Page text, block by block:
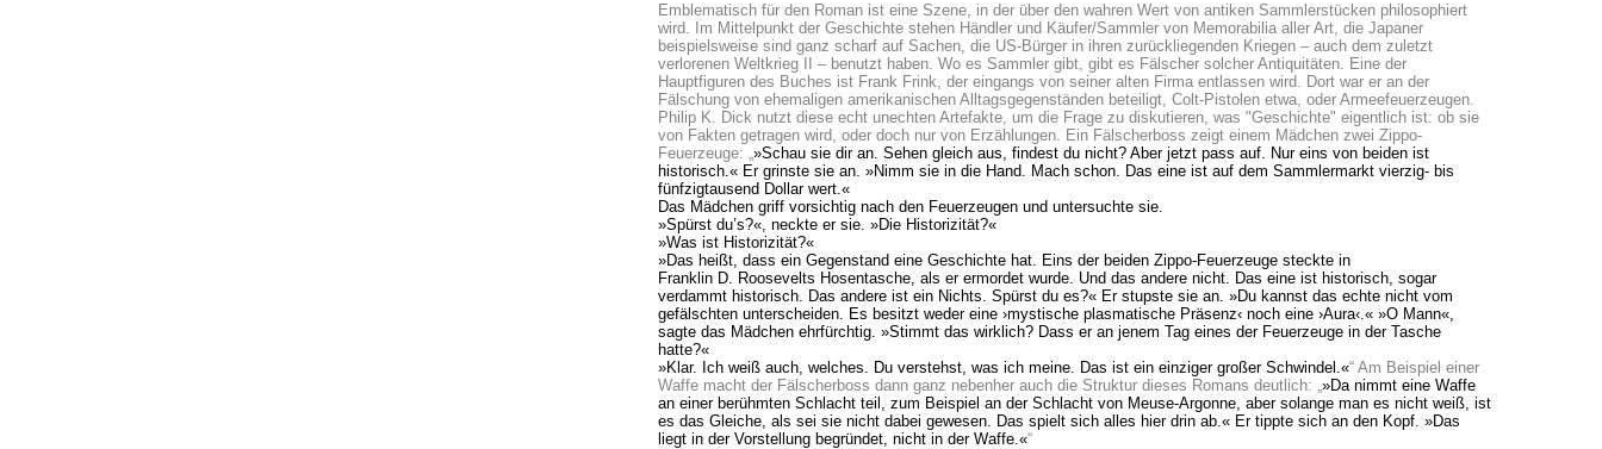
Emblematisch für den Roman ist eine Szene, in der über den wahren Wert von antiken Sammlerstücken philosophiert
wird. Im Mittelpunkt der Geschichte stehen Händler und Käufer/Sammler von Memorabilia aller Art, die Japaner
beispielsweise sind ganz scharf auf Sachen, die US-Bürger in ihren zurückliegenden Kriegen – auch dem zuletzt
verlorenen Weltkrieg II – benutzt haben. Wo es Sammler gibt, gibt es Fälscher solcher Antiquitäten. Eine der
Hauptfiguren des Buches ist Frank Frink, der eingangs von seiner alten Firma entlassen wird. Dort war er an der
Fälschung von ehemaligen amerikanischen Alltagsgegenständen beteiligt, Colt-Pistolen etwa, oder Armeefeuerzeugen.
Philip K. Dick nutzt diese echt unechten Artefakte, um die Frage zu diskutieren, was "Geschichte" eigentlich ist: ob sie
von Fakten getragen wird, oder doch nur von Erzählungen. Ein Fälscherboss zeigt einem Mädchen zwei Zippo-
Feuerzeuge: „»Schau sie dir an. Sehen gleich aus, findest du nicht? Aber jetzt pass auf. Nur eins von beiden ist
historisch.« Er grinste sie an. »Nimm sie in die Hand. Mach schon. Das eine ist auf dem Sammlermarkt vierzig- bis
fünfzigtausend Dollar wert.«
Das Mädchen griff vorsichtig nach den Feuerzeugen und untersuchte sie.
»Spürst du’s?«, neckte er sie. »Die Historizität?«
»Was ist Historizität?«
»Das heißt, dass ein Gegenstand eine Geschichte hat. Eins der beiden Zippo-Feuerzeuge steckte in
Franklin D. Roosevelts Hosentasche, als er ermordet wurde. Und das andere nicht. Das eine ist historisch, sogar
verdammt historisch. Das andere ist ein Nichts. Spürst du es?« Er stupste sie an. »Du kannst das echte nicht vom
gefälschten unterscheiden. Es besitzt weder eine ›mystische plasmatische Präsenz‹ noch eine ›Aura‹.« »O Mann«,
sagte das Mädchen ehrfürchtig. »Stimmt das wirklich? Dass er an jenem Tag eines der Feuerzeuge in der Tasche
hatte?«
»Klar. Ich weiß auch, welches. Du verstehst, was ich meine. Das ist ein einziger großer Schwindel.«“ Am Beispiel einer
Waffe macht der Fälscherboss dann ganz nebenher auch die Struktur dieses Romans deutlich: „»Da nimmt eine Waffe
an einer berühmten Schlacht teil, zum Beispiel an der Schlacht von Meuse-Argonne, aber solange man es nicht weiß, ist
es das Gleiche, als sei sie nicht dabei gewesen. Das spielt sich alles hier drin ab.« Er tippte sich an den Kopf. »Das
liegt in der Vorstellung begründet, nicht in der Waffe.«“